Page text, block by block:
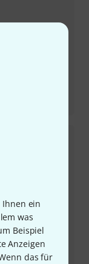
Ihnen ein
was
Beispiel
Anzeigen
das für